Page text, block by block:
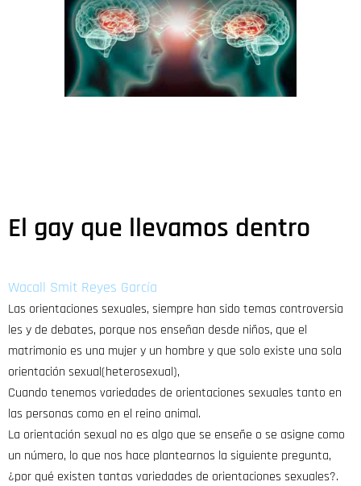
El gay que llevamos dentro
Wacall Smit Reyes García
Las orientaciones sexuales, siempre han sido temas controversia
les y de debates, porque nos enseñan desde niños, que el
matrimonio es una mujer y un hombre y que solo existe una sola
orientación sexual(heterosexual),
Cuando tenemos variedades de orientaciones sexuales tanto en
las personas como en el reino animal.
La orientación sexual no es algo que se enseñe o se asigne como
un número, lo que nos hace plantearnos la siguiente pregunta,
¿por qué existen tantas variedades de orientaciones sexuales?.